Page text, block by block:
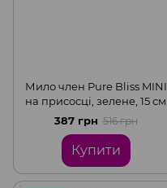
Мило член Pure Bliss MINI
на присосці, зелене, 15 см
387 грн 516 грн
Купити